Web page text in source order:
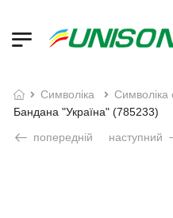
символіка
Бандана "Україна" (785233)
попередній
наступний